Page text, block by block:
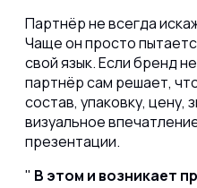
Партнёр не всегда
Чаще он просто
свой язык. Если бренд
партнёр сам решает,
состав, упаковку, цену,
визуальное
презентации.
В этом и возникает